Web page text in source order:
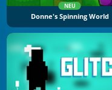
NEU
Donne's Spinning World